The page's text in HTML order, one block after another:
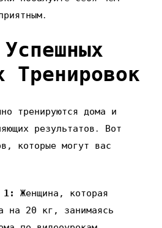
Тренировок
тренируются дома и
результатов․ Вот
которые могут вас
1:
Женщина‚ которая
на 20 кг‚ занимаясь